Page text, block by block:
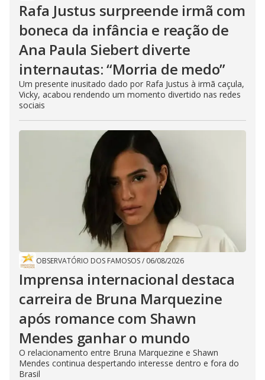
Rafa Justus surpreende irmã com
boneca da infância e reação de
Ana Paula Siebert diverte
internautas: “Morria de medo”
Um presente inusitado dado por Rafa Justus à irmã caçula,
Vicky, acabou rendendo um momento divertido nas redes
sociais
OBSERVATÓRIO DOS FAMOSOS/ 06/08/2026
Imprensa internacional destaca
carreira de Bruna Marquezine
após romance com Shawn
Mendes ganhar o mundo
O relacionamento entre Bruna Marquezine e Shawn
Mendes continua despertando interesse dentro e fora do
Brasil